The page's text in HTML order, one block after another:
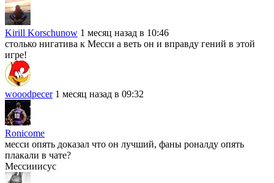
Kirill Korschunow 1 месяц назад в 10:46
столько нигатива к Месси а веть он и вправду гений в этой
игре!
wooodpecer 1 месяц назад в 09:32
Ronicome
месси опять доказал что он лучший, фаны роналду опять
плакали в чате?
Мессииисус